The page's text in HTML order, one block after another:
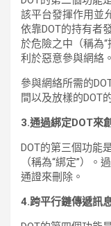
該平台發揮作用並
依靠DOT的持有者
於危險之中（稱為“
利於惡意參與網絡。
參與網絡所需的
間以及放樣的DOT
3.通過綁定DOT來
DOT的第三個功能
（稱為“綁定”）
通證來刪除。
4.跨平行鏈傳遞訊